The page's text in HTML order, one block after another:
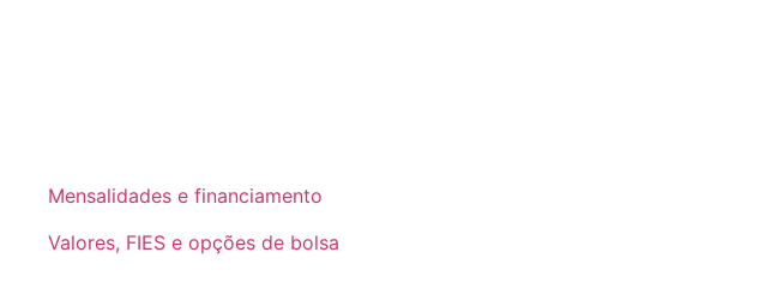
Mensalidades e financiamento
Valores, FIES e opções de bolsa